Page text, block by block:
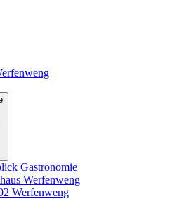
Gastronomie
Werfenweng
Werfenweng